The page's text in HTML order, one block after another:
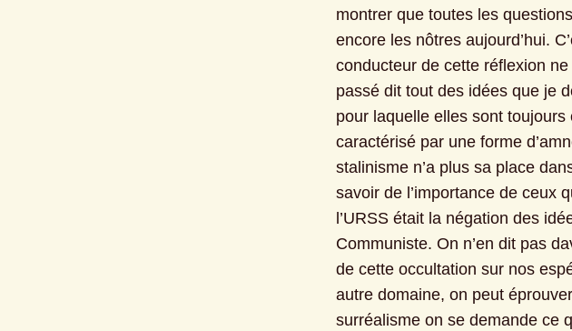
montrer que toutes les
encore les nôtres aujourd’hui.
conducteur de cette réflexion
passé dit tout des idées que je
pour laquelle elles sont
caractérisé par une forme
stalinisme n’a plus sa place
savoir de l’importance de ceux
l’URSS était la négation des
Communiste. On n’en dit pas
de cette occultation sur nos
autre domaine, on peut
surréalisme on se demande ce